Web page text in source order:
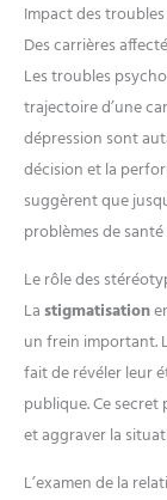
Impact des
Des carrières
Les troubles
trajectoire d’une
dépression sont
décision et la
suggèrent que
problèmes de
Le rôle des
Lastigmatisation
un frein important.
fait de révéler leur
publique. Ce
et aggraver la
L’examen de la